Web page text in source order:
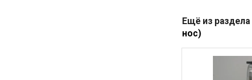
Ещё из раздела
нос)